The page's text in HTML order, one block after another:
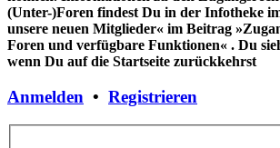
(Unter-)Foren findest Du in der Infotheke
unsere neuen Mitglieder« im Beitrag
Foren und verfügbare Funktionen« . Du
wenn Du auf die Startseite zurückkehrst
Anmelden • Registrieren